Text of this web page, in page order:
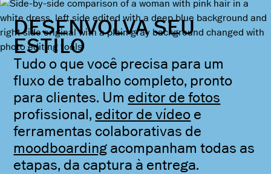
DESENVOLVA SEU
ESTILO
Tudo o que você precisa para um
fluxo de trabalho completo, pronto
para clientes. Um editor de fotos
profissional, editor de vídeo e
ferramentas colaborativas de
moodboarding acompanham todas as
etapas, da captura à entrega.